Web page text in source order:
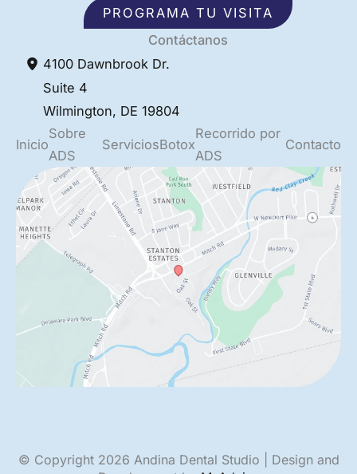
PROGRAMA TU VISITA
Contáctanos
4100 Dawnbrook Dr.
Suite 4
Wilmington, DE19804
Inicio
Sobre
ADS
ServiciosBotox
Recorrido por
ADS
Contacto
© Copyright 2026 Andina Dental Studio | Design and